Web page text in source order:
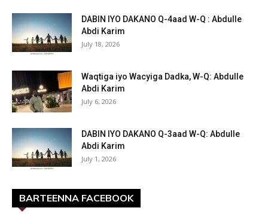
DABIN IYO DAKANO Q-4aad W-Q : Abdulle
Abdi Karim
July 18, 2026
Waqtiga iyo Wacyiga Dadka, W-Q: Abdulle
Abdi Karim
July 6, 2026
DABIN IYO DAKANO Q-3aad W-Q: Abdulle
Abdi Karim
July 1, 2026
BARTEENNA FACEBOOK